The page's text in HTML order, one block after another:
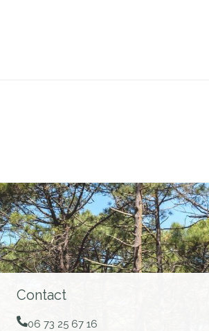
Contact
06 73 25 67 16